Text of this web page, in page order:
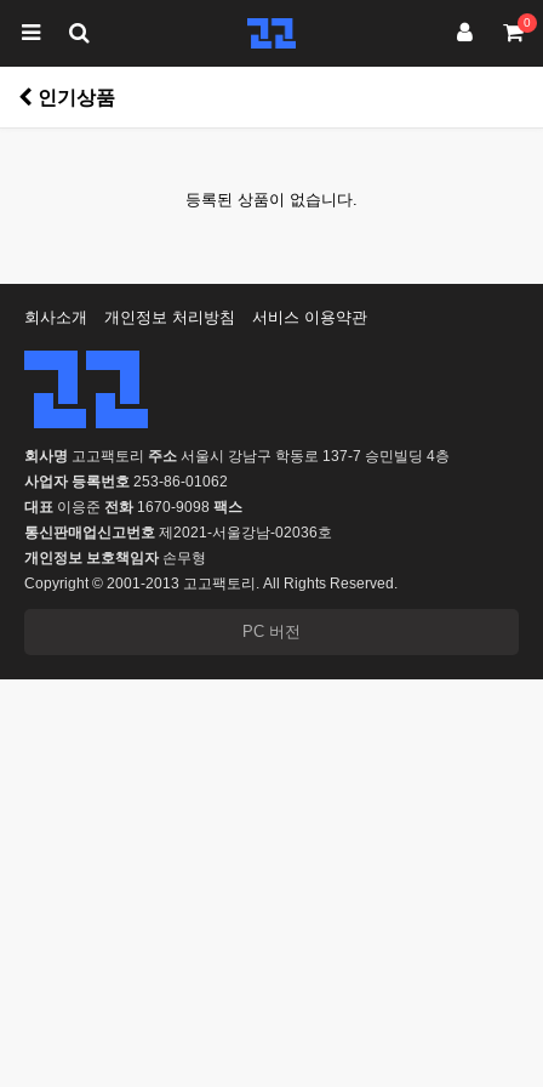
0
인기상품
등록된 상품이 없습니다.
회사소개 개인정보 처리방침 서비스 이용약관
회사명 고고팩토리 주소 서울시 강남구 학동로 137-7 승민빌딩 4층
사업자 등록번호 253-86-01062
대표 이응준 전화1670-9098 팩스
통신판매업신고번호 제2021-서울강남-02036호
개인정보 보호책임자손무형
Copyright © 2001-2013 고고팩토리. All Rights Reserved.
PC 버전